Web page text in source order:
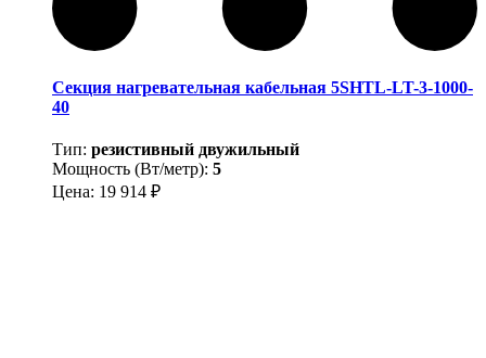
Секция нагревательная кабельная 5SHTL-LT-3-1000-
40
Тип: резистивный двужильный
Мощность (Вт/метр): 5
Цена: 19 914 ₽